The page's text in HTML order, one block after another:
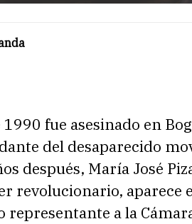
fue asesinado en
del desaparecido
después, María José
revolucionario, aparece
representante a la